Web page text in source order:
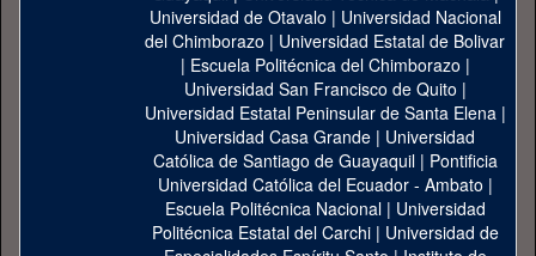
Universidad de Otavalo | Universidad Nacional
del Chimborazo | Universidad Estatal de Bolivar
| Escuela Politécnica del Chimborazo |
Universidad San Francisco de Quito |
Universidad Estatal Peninsular de Santa Elena|
Universidad Casa Grande | Universidad
Católica de Santiago de Guayaquil| Pontificia
Universidad Católica del Ecuador - Ambato |
Escuela Politécnica Nacional| Universidad
Politécnica Estatal del Carchi| Universidad de